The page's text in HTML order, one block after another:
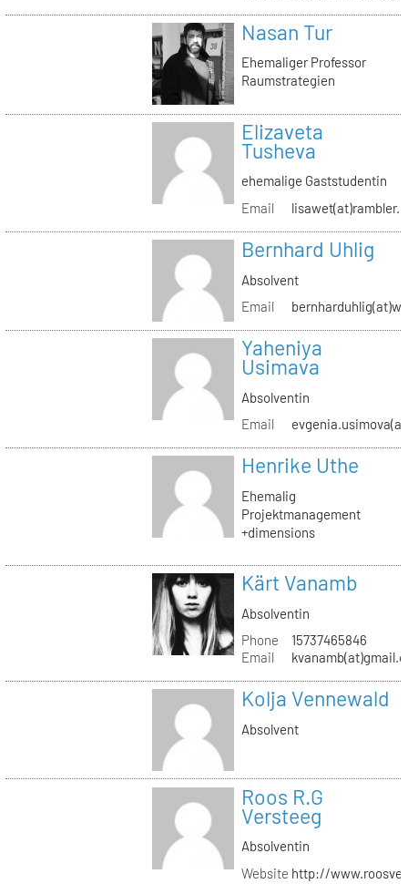
Nasan Tur
Ehemaliger Professor
Raumstrategien
Elizaveta
Tusheva
ehemalige Gaststudentin
Email
Bernhard Uhlig
Absolvent
Email
Yaheniya
Usimava
Absolventin
Email
Henrike Uthe
Ehemalig
Projektmanagement
+dimensions
Kärt Vanamb
Absolventin
Phone
15737465846
Email
Kolja Vennewald
Absolvent
Roos R.G
Versteeg
Absolventin
Website http://